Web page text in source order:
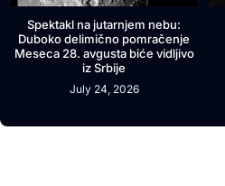
Spektakl na jutarnjem nebu:
Duboko delimično pomračenje
Meseca 28. avgusta biće vidljivo
iz Srbije
July 24, 2026